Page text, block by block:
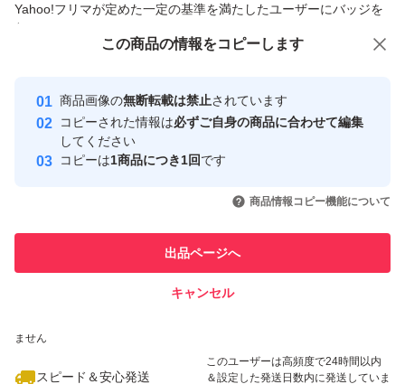
Yahoo!フリマが定めた一定の基準を満たしたユーザーにバッジを
付与しています
安心取引出品者
心・安全なユーザーです
取引実績
引を完了させた実績があります
での取引実績があります
ません
スピード＆安心発送
このユーザーは高頻度で24時間以内
＆設定した発送日数内に発送していま
この商品の情報をコピーします
商品画像の無断転載は禁止されています
コピーされた情報は必ずご自身の商品に合わせて編集
してください
コピーは1商品につき1回です
商品情報コピー機能について
出品ページへ
キャンセル
この商品をみている人にオススメ